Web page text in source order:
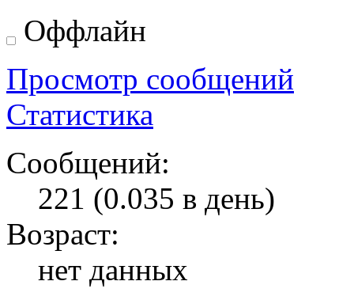
Оффлайн
Просмотр сообщений
Статистика
Сообщений:
221 (0.035 в день)
Возраст:
нет данных